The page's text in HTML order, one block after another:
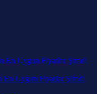
En Uygun Fiyatlar Şimdi
En Uygun Fiyatlar Şimdi